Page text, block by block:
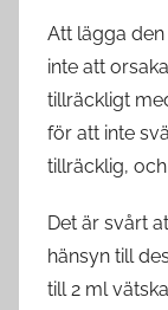
Att lägga
inte att
tillräckligt
för att inte
tillräcklig,
Det är svårt
hänsyn till
till 2 ml